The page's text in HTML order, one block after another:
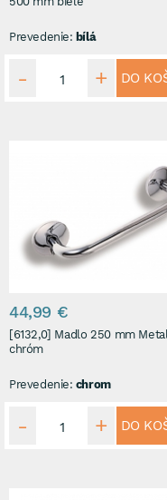
Prevedenie: bílá
DO
44,99 €
[6132,0] Madlo 250 mm Metalia 1
chróm
Prevedenie: chrom
DO